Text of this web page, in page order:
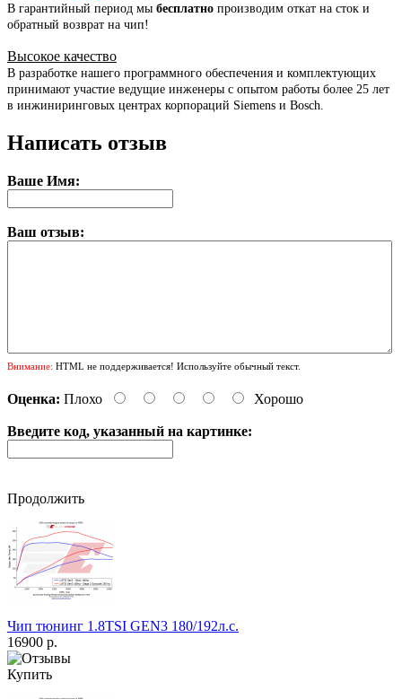
В гарантийный период мы бесплатно производим откат на сток и
обратный возврат на чип!
Высокое качество
В разработке нашего программного обеспечения и комплектующих
принимают участие ведущие инженеры с опытом работы более 25 лет
в инжиниринговых центрах корпораций Siemens и Bosch.
Написать отзыв
Ваше Имя:
Ваш отзыв:
Внимание: HTML не поддерживается! Используйте обычный текст.
Оценка: Плохо Хорошо
Введите код, указанный на картинке:
Продолжить
Чип тюнинг 1.8TSI GEN3 180/192л.с.
16900 р.
Купить